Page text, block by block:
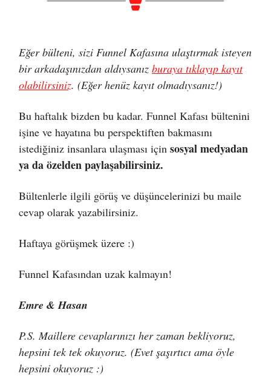
Eğer bülteni, sizi Funnel Kafasına ulaştırmak isteyen
bir arkadaşınızdan aldıysanız buraya tıklayıp kayıt
olabilirsiniz. (Eğer henüz kayıt olmadıysanız!)
Bu haftalık bizden bu kadar. Funnel Kafası bültenini
işine ve hayatına bu perspektiften bakmasını
istediğiniz insanlara ulaşması için sosyal medyadan
ya da özelden paylaşabilirsiniz.
Bültenlerle ilgili görüş ve düşüncelerinizi bu maile
cevap olarak yazabilirsiniz.
Haftaya görüşmek üzere :)
Funnel Kafasından uzak kalmayın!
Emre & Hasan
P.S. Maillere cevaplarınızı her zaman bekliyoruz,
hepsini tek tek okuyoruz. (Evet şaşırtıcı ama öyle
hepsini okuyoruz :)